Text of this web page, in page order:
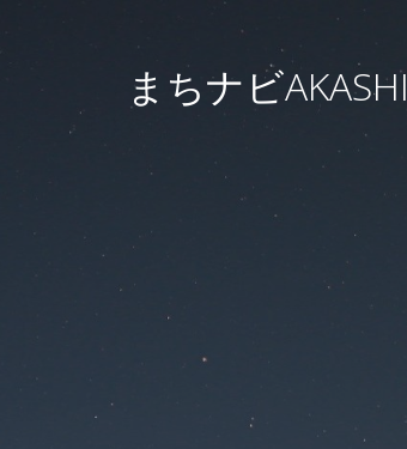
まちナビAKASHI